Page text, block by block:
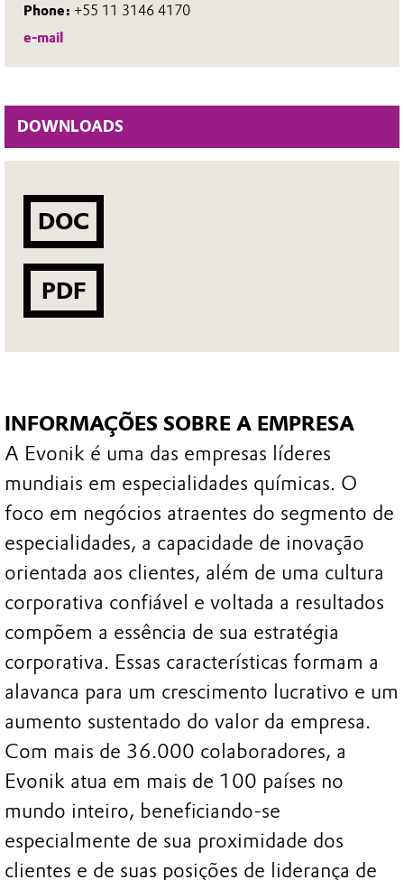
Phone: +55 11 3146 4170
e-mail
DOWNLOADS
DOC
PDF
INFORMAÇÕES SOBRE A EMPRESA
A Evonik é uma das empresas líderes
mundiais em especialidades químicas. O
foco em negócios atraentes do segmento de
especialidades, a capacidade de inovação
orientada aos clientes, além de uma cultura
corporativa confiável e voltada a resultados
compõem a essência de sua estratégia
corporativa. Essas características formam a
alavanca para um crescimento lucrativo e um
aumento sustentado do valor da empresa.
Com mais de 36.000 colaboradores, a
Evonik atua em mais de 100 países no
mundo inteiro, beneficiando-se
especialmente de sua proximidade dos
clientes e de suas posições de liderança de